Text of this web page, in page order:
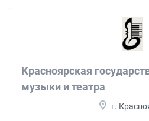
Красноярская
музыки и театра
г.